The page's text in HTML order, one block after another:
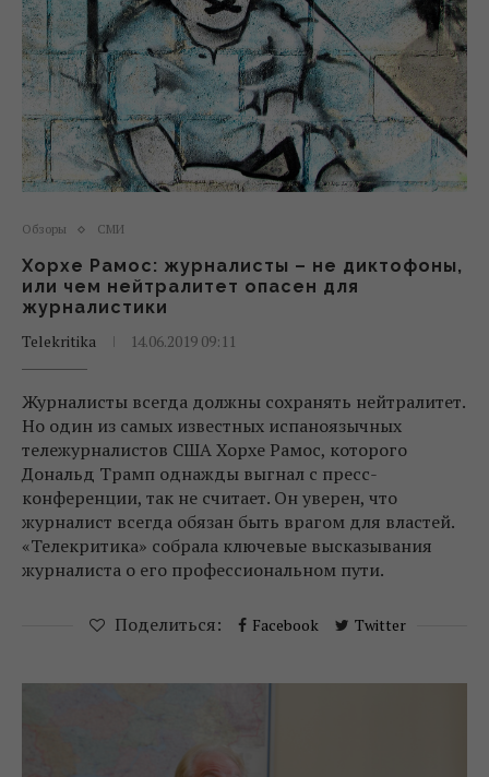
Обзоры СМИ
Хорхе Рамос: журналисты – не диктофоны,
или чем нейтралитет опасен для
журналистики
Telekritika
14.06.2019 09:11
Журналисты всегда должны сохранять нейтралитет.
Но один из самых известных испаноязычных
тележурналистов США Хорхе Рамос, которого
Дональд Трамп однажды выгнал с пресс-
конференции, так не считает. Он уверен, что
журналист всегда обязан быть врагом для властей.
«Телекритика» собрала ключевые высказывания
журналиста о его профессиональном пути.
Поделиться: Facebook Twitter